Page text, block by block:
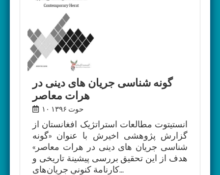
گونه شناسی جریان های دینی در
هرات معاصر
۱۰ حوت ۱۳۹۶
انستیتوت مطالعات استراتژیک افغانستان از
گزارش پژوهشی اخیرش با عنوان «گونه
شناسی جریان های دینی در هرات معاصر»
هدف از این تحقیق بررسی پیشینة تاریخی و
کارنامة کنونیِ‌ جریان‌های...